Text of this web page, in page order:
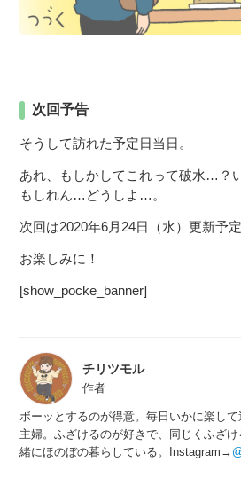
次回予告
そうして訪れた予定日当日。
あれ、もしかしてこれって破水…？
もしれん…どうしよ…。
次回は2020年6月24日（水）更新予定
お楽しみに！
[show_pocke_banner]
チリツモル
作者
ボーッとするのが得意。毎日いかに楽し
主婦。ふざけるのが好きで、同じくふざ
緒にほのぼの暮らしている。Instagram→